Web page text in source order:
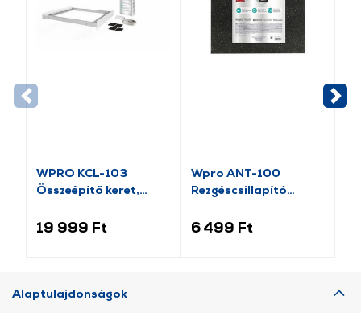
WPRO KCL-103
Összeépítő keret,
19 999 Ft
Wpro ANT-100
Rezgéscsillapító
6 499 Ft
Alaptulajdonságok